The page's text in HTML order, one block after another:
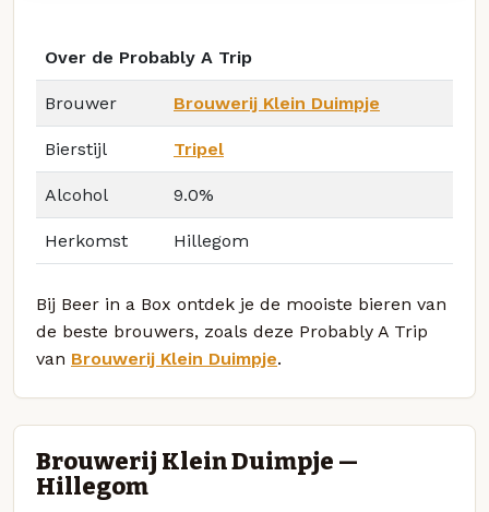
Over de Probably A Trip
Brouwer Brouwerij Klein Duimpje
Bierstijl Tripel
Alcohol 9.0%
Herkomst Hillegom
Bij Beer in a Box ontdek je de mooiste bieren van
de beste brouwers, zoals deze Probably A Trip
van Brouwerij Klein Duimpje.
Brouwerij Klein Duimpje —
Hillegom